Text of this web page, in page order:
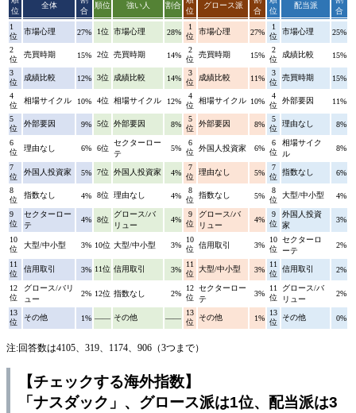
位
全体
合
順位 強い人 割合
位
グロース派
合
位
配当派
合
1
位
市場心理 27% 1位 市場心理 28%
1
位
市場心理 27%
1
位
市場心理
25%
2
位
売買時期 15% 2位 売買時期 14%
2
位
売買時期 15%
2
位
成績比較
15%
3
位
成績比較 12% 3位 成績比較 14%
3
位
成績比較 11%
3
位
売買時期
15%
4
位
相場サイクル 10% 4位 相場サイクル 12%
4
位
相場サイクル 10%
4
位
外部要因
11%
5
位
外部要因 9% 5位 外部要因 8%
5
位
外部要因 8%
5
位
理由なし 8%
6
位
理由なし 6% 6位
セクターロー
テ
5%
6
位
外国人投資家 6%
6
位
相場サイク
ル
8%
7
位
外国人投資家 5% 7位 外国人投資家 4%
7
位
理由なし 5%
7
位
指数なし
6%
8
位
指数なし 4% 8位 理由なし 4%
8
位
指数なし 5%
8
位
大型/中小型 4%
9
位
セクターロー
テ
4% 8位
グロース/バ
リュー
4%
9
位
グロース/バ
リュー
4%
9
位
外国人投資
家
3%
10
位
大型/中小型 3% 10位 大型/中小型 3%
10
位
信用取引 3%
10
位
セクターロ
ーテ
2%
11
位
信用取引 3% 11位 信用取引 3%
11
位
大型/中小型 3%
11
位
信用取引 2%
12
位
グロース/バリ
ュー
2% 12位 指数なし 2%
12
位
セクターロー
テ
3%
11
位
グロース/バ
リュー
2%
13
位
その他 1% ―― その他 ――
13
位
その他 1%
13
位
その他 0%
注:回答数は4105、319、1174、906（3つまで）
【チェックする海外指数】
「ナスダック」、グロース派は1位、配当派は3